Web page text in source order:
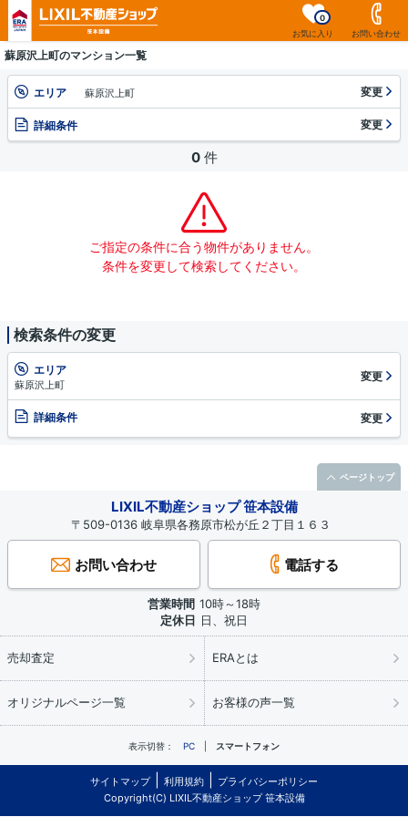
お気に入り
0
お問い合わせ
蘇原沢上町のマンション一覧
エリア 蘇原沢上町 変更
詳細条件 変更
0 件
ご指定の条件に合う物件がありません。
条件を変更して検索してください。
検索条件の変更
エリア
蘇原沢上町
変更
詳細条件 変更
LIXIL不動産ショップ 笹本設備
〒509-0136 岐阜県各務原市松が丘２丁目１６３
お問い合わせ 電話する
営業時間 10時～18時
定休日 日、祝日
売却査定 ERAとは
オリジナルページ一覧 お客様の声一覧
表示切替： PC スマートフォン
サイトマップ 利用規約
プライバシーポリシー
Copyright(C) LIXIL不動産ショップ 笹本設備
ページトップ